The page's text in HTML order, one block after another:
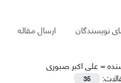
نویسندگان ارسال مقاله
=علی اکبر صبوری
35